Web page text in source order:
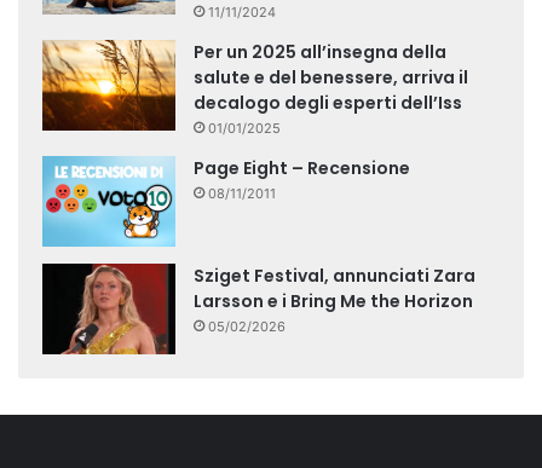
11/11/2024
Per un 2025 all’insegna della
salute e del benessere, arriva il
decalogo degli esperti dell’Iss
01/01/2025
Page Eight – Recensione
08/11/2011
Sziget Festival, annunciati Zara
Larsson e i Bring Me the Horizon
05/02/2026